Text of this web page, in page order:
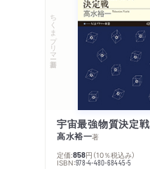
ちくまプリマー新書
宇宙最強物質決定戦
高水裕一著
定価:858円 （10％税込み）
ISBN:978-4-480-68445-5